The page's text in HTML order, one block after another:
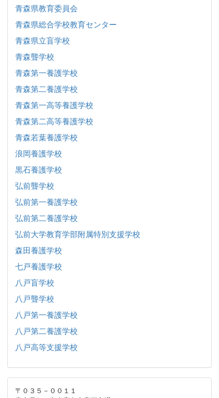
青森県教育委員会
青森県総合学校教育センター
青森県立盲学校
青森聾学校
青森第一養護学校
青森第二養護学校
青森第一高等養護学校
青森第二高等養護学校
青森若葉養護学校
浪岡養護学校
黒石養護学校
弘前聾学校
弘前第一養護学校
弘前第二養護学校
弘前大学教育学部附属特別支援学校
森田養護学校
七戸養護学校
八戸盲学校
八戸聾学校
八戸第一養護学校
八戸第二養護学校
八戸高等支援学校
〒０３５－００１１